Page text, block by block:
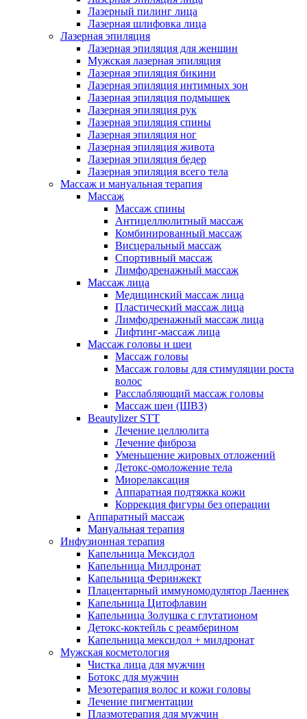
Лазерный пилинг лица
Лазерная шлифовка лица
Лазерная эпиляция
Лазерная эпиляция для женщин
Мужская лазерная эпиляция
Лазерная эпиляция бикини
Лазерная эпиляция интимных зон
Лазерная эпиляция подмышек
Лазерная эпиляция рук
Лазерная эпиляция спины
Лазерная эпиляция ног
Лазерная эпиляция живота
Лазерная эпиляция бедер
Лазерная эпиляция всего тела
Массаж и мануальная терапия
Массаж
Массаж спины
Антицеллюлитный массаж
Комбинированный массаж
Висцеральный массаж
Спортивный массаж
Лимфодренажный массаж
Массаж лица
Медицинский массаж лица
Пластический массаж лица
Лимфодренажный массаж лица
Лифтинг-массаж лица
Массаж головы и шеи
Массаж головы
Массаж головы для стимуляции роста
волос
Расслабляющий массаж головы
Массаж шеи (ШВЗ)
Beautylizer STT
Лечение целлюлита
Лечение фиброза
Уменьшение жировых отложений
Детокс-омоложение тела
Миорелаксация
Аппаратная подтяжка кожи
Коррекция фигуры без операции
Аппаратный массаж
Мануальная терапия
Инфузионная терапия
Капельница Мексидол
Капельница Милдронат
Капельница Феринжект
Плацентарный иммуномодулятор Лаеннек
Капельница Цитофлавин
Капельница Золушка с глутатионом
Детокс-коктейль с реамберином
Капельница мексидол + милдронат
Мужская косметология
Чистка лица для мужчин
Ботокс для мужчин
Мезотерапия волос и кожи головы
Лечение пигментации
Плазмотерапия для мужчин